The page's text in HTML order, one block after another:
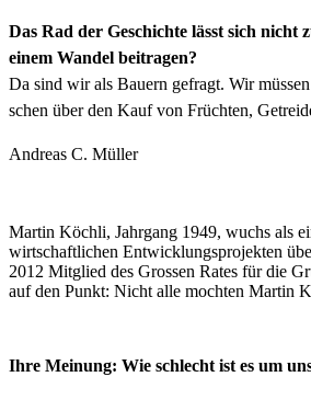
Das Rad der Geschichte lässt sich
einem Wan­del beitra­gen?
Da sind wir als Bauern gefragt. Wir
schen über den Kauf von Frücht­en,
Andreas C. Müller
Mar­tin Köch­li, Jahrgang 1949, wuchs als
wirtschaftlichen Entwick­lung­spro­jek­ten
2012 Mit­glied des Grossen Rates für die
auf den Punkt: Nicht alle mocht­en Mar­tin
Ihre Mei­n­ung: Wie schlecht ist es um